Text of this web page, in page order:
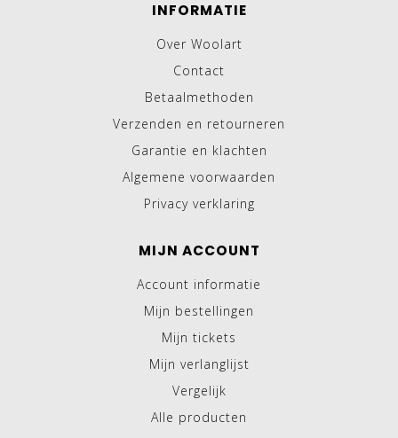
INFORMATIE
Over Woolart
Contact
Betaalmethoden
Verzenden en retourneren
Garantie en klachten
Algemene voorwaarden
Privacy verklaring
MIJN ACCOUNT
Account informatie
Mijn bestellingen
Mijn tickets
Mijn verlanglijst
Vergelijk
Alle producten